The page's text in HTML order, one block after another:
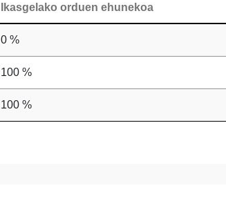
Ikasgelako orduen ehunekoa
0 %
100 %
100 %